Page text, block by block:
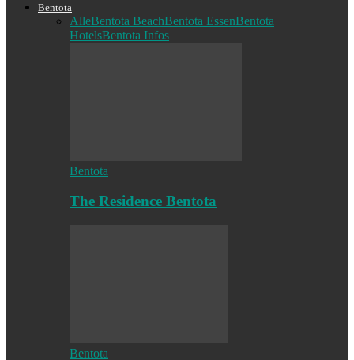
Bentota
AlleBentota BeachBentota EssenBentota
HotelsBentota Infos
Bentota
The Residence Bentota
Bentota